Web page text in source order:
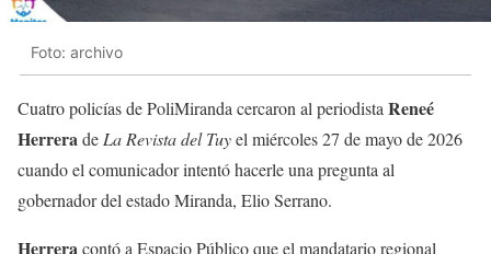
Foto: archivo
Cuatro policías de PoliMiranda cercaron al periodistaReneé
HerreradeLa Revista del Tuyel miércoles 27 de mayo de 2026
cuando el comunicador intentó hacerle una pregunta al
gobernador del estado Miranda, Elio Serrano.
Herreracontó a Espacio Público que el mandatario regional